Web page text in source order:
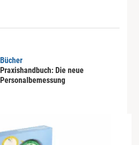
Bücher
Praxishandbuch: Die neue
Personalbemessung